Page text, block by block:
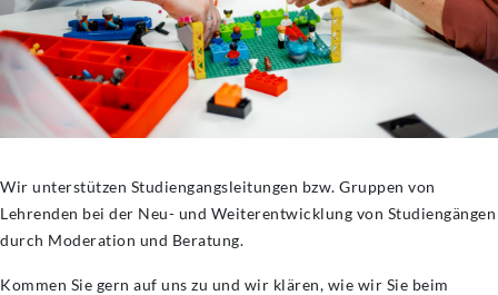
Wir unterstützen Studiengangsleitungen bzw. Gruppen von
Lehrenden bei der Neu- und Weiterentwicklung von Studiengängen
durch Moderation und Beratung.
Kommen Sie gern auf uns zu und wir klären, wie wir Sie beim